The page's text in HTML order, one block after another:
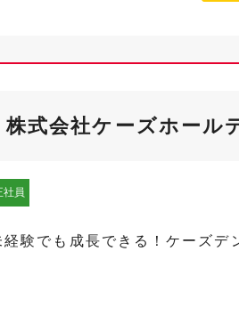
株式会社ケーズホール
社員
経験でも成長できる！ケーズデ